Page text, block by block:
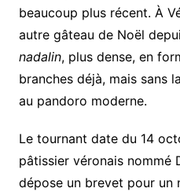
beaucoup plus récent. À
autre gâteau de Noël
nadalin, plus dense, en
branches déjà, mais sans
au pandoro moderne.
Le tournant date du 14
pâtissier véronais nommé
dépose un brevet pour un